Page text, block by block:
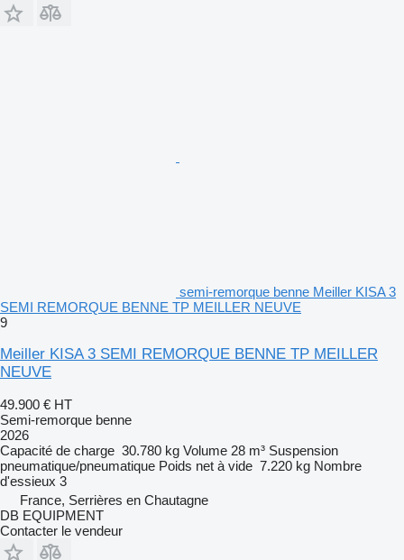
semi-remorque benne Meiller KISA 3
SEMI REMORQUE BENNE TP MEILLER NEUVE
9
Meiller KISA 3 SEMI REMORQUE BENNE TP MEILLER
NEUVE
49.900 € HT
Semi-remorque benne
2026
Capacité de charge 30.780 kg Volume 28 m³ Suspension
pneumatique/pneumatique Poids net à vide 7.220 kg Nombre
d'essieux 3
France, Serrières en Chautagne
DB EQUIPMENT
Contacter le vendeur